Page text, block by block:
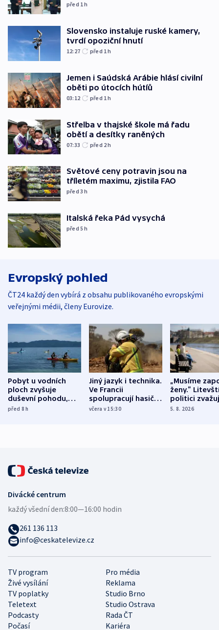
před 1h
Slovensko instaluje ruské kamery,
tvrdí opoziční hnutí
12:27 před 1h
Jemen i Saúdská Arábie hlásí civilní
oběti po útocích hútíů
03:12 před 1h
Střelba v thajské škole má řadu
obětí a desítky raněných
07:33 před 2h
Světové ceny potravin jsou na
tříletém maximu, zjistila FAO
před 3h
Italská řeka Pád vysychá
před 5h
Evropský pohled
ČT24 každý den vybírá z obsahu publikovaného evropskými
veřejnými médii, členy Eurovize.
Pobyt u vodních
ploch zvyšuje
duševní pohodu,
ukázala
před 8h
Jiný jazyk i technika.
Ve Francii
spolupracují hasiči z
různých zemí
včera v 15:30
„Musíme
ženy.“
politici
dohodu o
5. 8. 2026
TV program
Pro média
Živé vysílání
Reklama
TV poplatky
Studio Brno
Teletext
Studio Ostrava
Podcasty
Rada ČT
Počasí
Kariéra
Divácké centrum
každý všední den:8:00—16:00 hodin
261 136 113
info@ceskatelevize.cz